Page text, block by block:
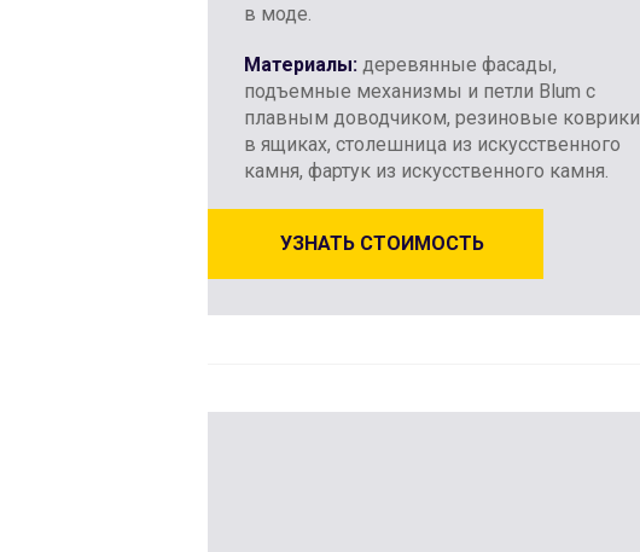
в моде.
Материалы: деревянные фасады,
подъемные механизмы и петли Blum с
плавным доводчиком, резиновые коврики
в ящиках, столешница из искусственного
камня, фартук из искусственного камня.
УЗНАТЬ СТОИМОСТЬ